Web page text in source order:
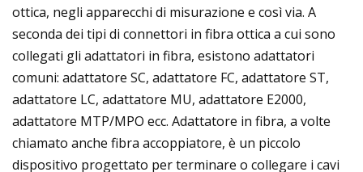
ottica, negli apparecchi di misurazione e così via. A
seconda dei tipi di connettori in fibra ottica a cui sono
collegati gli adattatori in fibra, esistono adattatori
comuni: adattatore SC, adattatore FC, adattatore ST,
adattatore LC, adattatore MU, adattatore E2000,
adattatore MTP/MPO ecc. Adattatore in fibra, a volte
chiamato anche fibra accoppiatore, è un piccolo
dispositivo progettato per terminare o collegare i cavi